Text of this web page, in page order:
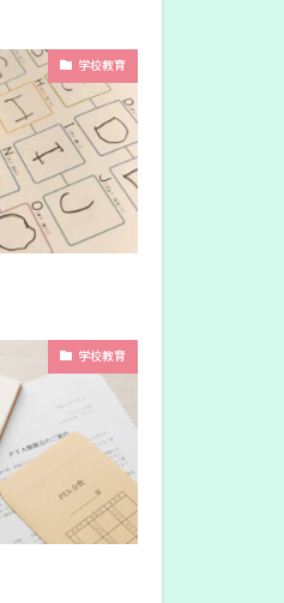
学校教育
学校教育